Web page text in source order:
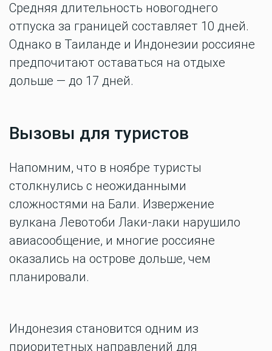
Средняя длительность новогоднего
отпуска за границей составляет 10 дней.
Однако в Таиланде и Индонезии россияне
предпочитают оставаться на отдыхе
дольше — до 17 дней.
Вызовы для туристов
Напомним, что в ноябре туристы
столкнулись с неожиданными
сложностями на Бали. Извержение
вулкана Левотоби Лаки-лаки нарушило
авиасообщение, и многие россияне
оказались на острове дольше, чем
планировали.
Индонезия становится одним из
приоритетных направлений для